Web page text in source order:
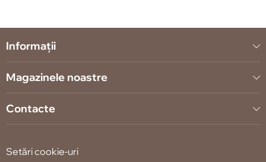
Informații
Magazinele noastre
Contacte
Setări cookie-uri